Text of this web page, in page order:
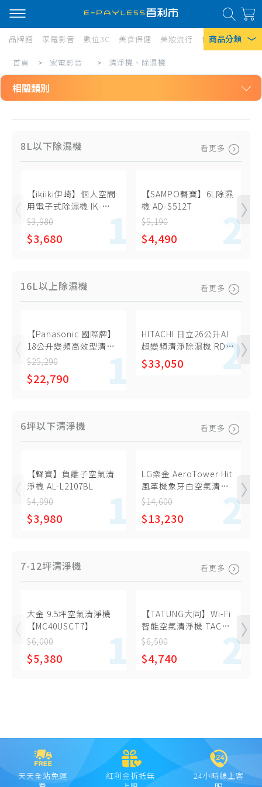
商品分類
熱門搜尋
風扇
品牌館 家電影音 數位3C 美食保健 美妝流行 傢俱寢具 居
清
淨
機、
除
首頁 > 家電影音 > 清淨機、除濕機
相關類別
8L以下除濕機
13L-15L除濕機
16L以上除濕機
7-12坪清淨機
16坪以上清淨機
隨身/車用清淨機
8L以下除濕機 看更多
【ikiiki伊崎】個人空間
用電子式除濕機 IK-
DH8301
$3,980
$3,680
【SAMPO聲寶】6L除濕
機 AD-S512T
$5,190
$4,490
16L以上除濕機 看更多
【Panasonic 國際牌】
18公升變頻高效型清淨
除濕機 F-YV36MH
$25,290
$22,790
HITACHI 日立26公升AI
超變頻清淨除濕機 RD-
520VC(極光鈦)
$33,050
6坪以下清淨機 看更多
【聲寶】負離子空氣清
淨機 AL-L2107BL
$4,990
$3,980
LG樂金 AeroTower Hit
風革機象牙白空氣清淨
機【FS151PBK0】
$14,600
$13,230
7-12坪清淨機 看更多
大金 9.5坪空氣清淨機
【MC40USCT7】
$6,000
$5,380
【TATUNG大同】Wi-Fi
智能空氣清淨機 TACR-
1900PE-WI
$6,500
$4,740
天天全站免運
紅利金折抵無
24小時線上客